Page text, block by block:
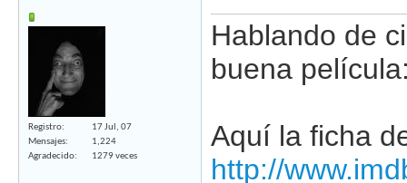
Registro
17 Jul, 07
Mensajes
1,224
Agradecido
1279 veces
Hablando de
buena
Aquí la ficha
http://